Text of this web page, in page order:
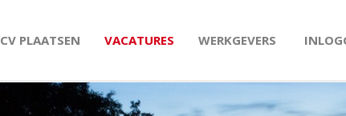
CV PLAATSEN VACATURES WERKGEVERS